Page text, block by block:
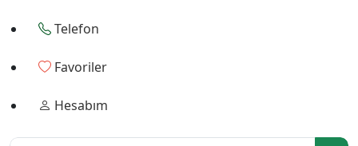
Telefon
Favoriler
Hesabım